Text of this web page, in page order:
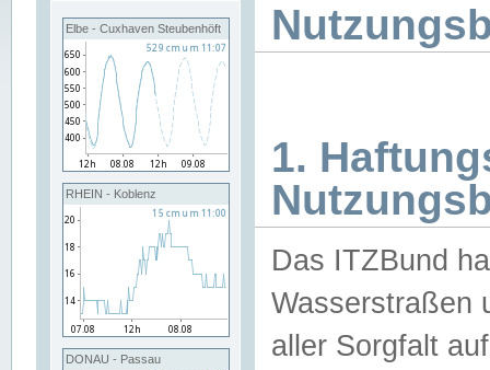
Elbe - Cuxhaven Steubenhöft
RHEIN - Koblenz
DONAU - Passau
1.
Das ITZBund
Wasserstraßen
aller Sorgfalt